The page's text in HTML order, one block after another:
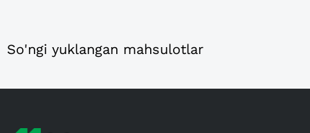
So'ngi yuklangan mahsulotlar